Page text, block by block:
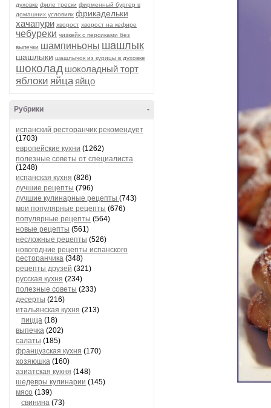
духовке филе трески фирменный бургер в
домашних условиях фрикадельки
хачапури хворост хворост на кефире
чебуреки чизкейк с персиками без
выпечки шампиньоны шашлык
шашлыки шашлычок из курицы в духовке
шоколад шоколадный торт
яблоки яйца яйцо
-
Рубрики
испанский ресторанчик рекомендует
(1703)
европейские кухни (1262)
полезные советы от специалиста
(1248)
испанская кухня (826)
лучшие рецепты (796)
лучшие кулинарные рецепты (743)
мои популярные рецепты (676)
популярные рецепты (564)
новые рецепты (561)
несложные рецепты (526)
новогодние рецепты испанского
ресторанчика (348)
рецепты друзей (321)
русская кухня (234)
полезные советы (233)
десерты (216)
итальянская кухня (213)
пицца (18)
выпечка (202)
салаты (185)
французская кухня (170)
хозяюшка (160)
азиатская кухня (148)
шедевры кулинарии (145)
мясо (139)
свинина (73)